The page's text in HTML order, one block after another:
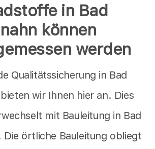
in Bad
können
werden
Qualitätssicherung in Bad
wir Ihnen hier an. Dies
mit Bauleitung in Bad
Die örtliche Bauleitung obliegt